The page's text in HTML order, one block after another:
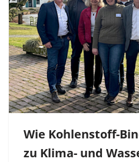
Wie Kohlenstoff-
zu Klima- und